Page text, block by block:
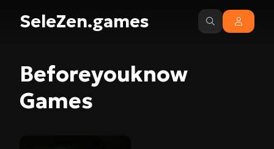
SeleZen.games
Beforeyouknow
Games